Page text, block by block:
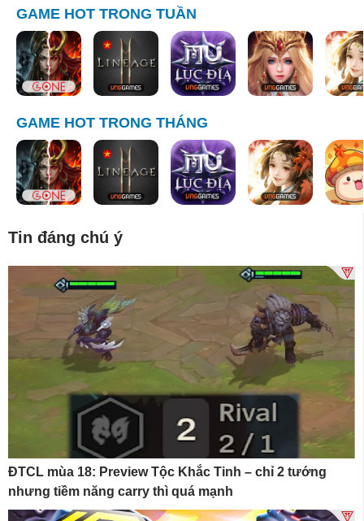
GAME HOT TRONG TUẦN
GAME HOT TRONG THÁNG
Tin đáng chú ý
ĐTCL mùa 18: Preview Tộc Khắc Tinh – chỉ 2 tướng
nhưng tiềm năng carry thì quá mạnh